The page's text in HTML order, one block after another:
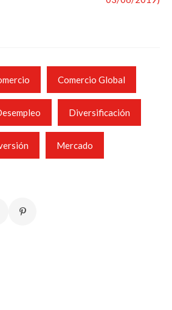
Comercio Global
Diversificación
Mercado